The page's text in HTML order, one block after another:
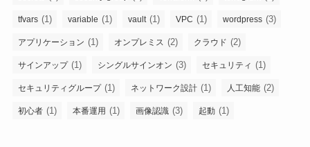
tfvars (1) variable (1) vault(1) VPC (1) wordpress (3)
アプリケーション (1) オンプレミス (2) クラウド (2)
サインアップ(1) シングルサインオン (3) セキュリティ (1)
セキュリティグループ(1) ネットワーク設計 (1) 人工知能 (2)
初心者 (1) 本番運用 (1) 画像認識 (3) 起動 (1)